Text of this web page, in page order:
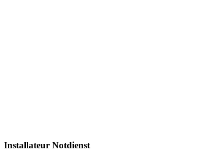
Installateur Notdienst